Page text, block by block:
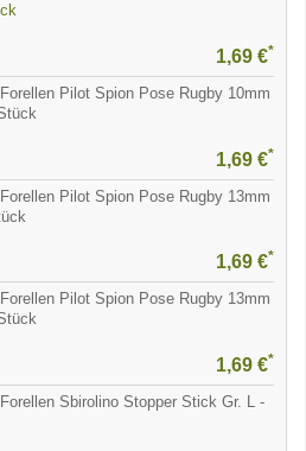
1,69 €*
Pilot Spion Pose Rugby 10mm
1,69 €*
Pilot Spion Pose Rugby 13mm
1,69 €*
Pilot Spion Pose Rugby 13mm
1,69 €*
Sbirolino Stopper Stick Gr. L -